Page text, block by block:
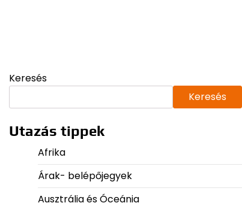
Keresés
Keresés
Utazás tippek
Afrika
Árak- belépőjegyek
Ausztrália és Óceánia